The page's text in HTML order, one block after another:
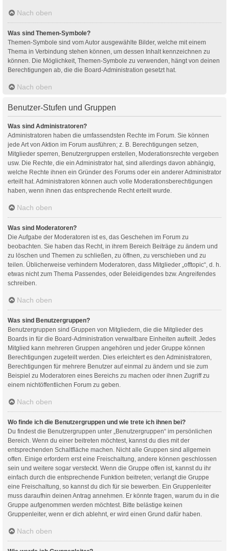
Nach oben
Was sind Themen-Symbole?
Themen-Symbole sind vom Autor ausgewählte Bilder, welche mit einem
Thema in Verbindung stehen können, um dessen Inhalt kennzeichnen zu
können. Die Möglichkeit, Themen-Symbole zu verwenden, hängt von deinen
Berechtigungen ab, die die Board-Administration gesetzt hat.
Nach oben
Benutzer-Stufen und Gruppen
Was sind Administratoren?
Administratoren haben die umfassendsten Rechte im Forum. Sie können
jede Art von Aktion im Forum ausführen; z. B. Berechtigungen setzen,
Mitglieder sperren, Benutzergruppen erstellen, Moderationsrechte vergeben
usw. Die Rechte, die ein Administrator hat, sind allerdings davon abhängig,
welche Rechte ihnen ein Gründer des Forums oder ein anderer Administrator
erteilt hat. Administratoren können auch volle Moderationsberechtigungen
haben, wenn ihnen das entsprechende Recht erteilt wurde.
Nach oben
Was sind Moderatoren?
Die Aufgabe der Moderatoren ist es, das Geschehen im Forum zu
beobachten. Sie haben das Recht, in ihrem Bereich Beiträge zu ändern und
zu löschen und Themen zu schließen, zu öffnen, zu verschieben und zu
teilen. Üblicherweise verhindern Moderatoren, dass Mitglieder „offtopic“, d. h.
etwas nicht zum Thema Passendes, oder Beleidigendes bzw. Angreifendes
schreiben.
Nach oben
Was sind Benutzergruppen?
Benutzergruppen sind Gruppen von Mitgliedern, die die Mitglieder des
Boards in für die Board-Administration verwaltbare Einheiten aufteilt. Jedes
Mitglied kann mehreren Gruppen angehören und jeder Gruppe können
Berechtigungen zugeteilt werden. Dies erleichtert es den Administratoren,
Berechtigungen für mehrere Benutzer auf einmal zu ändern und sie zum
Beispiel zu Moderatoren eines Bereichs zu machen oder ihnen Zugriff zu
einem nichtöffentlichen Forum zu geben.
Nach oben
Wo finde ich die Benutzergruppen und wie trete ich ihnen bei?
Du findest die Benutzergruppen unter „Benutzergruppen“ im persönlichen
Bereich. Wenn du einer beitreten möchtest, kannst du dies mit der
entsprechenden Schaltfläche machen. Nicht alle Gruppen sind allgemein
offen. Einige erfordern erst eine Freischaltung, andere können geschlossen
sein und weitere sogar versteckt. Wenn die Gruppe offen ist, kannst du ihr
einfach durch die entsprechende Funktion beitreten; verlangt die Gruppe
eine Freischaltung, so kannst du dich für sie bewerben. Ein Gruppenleiter
muss daraufhin deinen Antrag annehmen. Er könnte fragen, warum du in die
Gruppe aufgenommen werden möchtest. Bitte belästige keinen
Gruppenleiter, wenn er dich ablehnt, er wird einen Grund dafür haben.
Nach oben